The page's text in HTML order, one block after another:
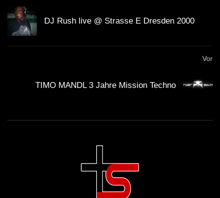
DJ Rush live @ Strasse E Dresden 2000
Vor
TIMO MANDL 3 Jahre Mission Techno